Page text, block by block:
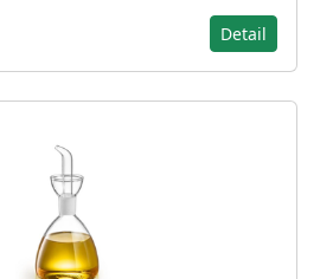
Detail